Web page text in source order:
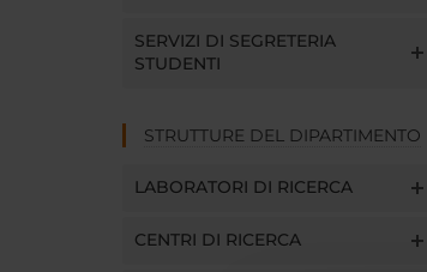
SERVIZI DI SEGRETERIA
STUDENTI
STRUTTURE DEL DIPARTIMENTO
LABORATORI DI RICERCA
CENTRI DI RICERCA